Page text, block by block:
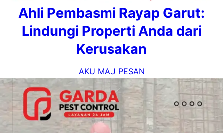
Ahli Pembasmi Rayap Garut:
Lindungi Properti Anda dari
Kerusakan
AKU MAU PESAN